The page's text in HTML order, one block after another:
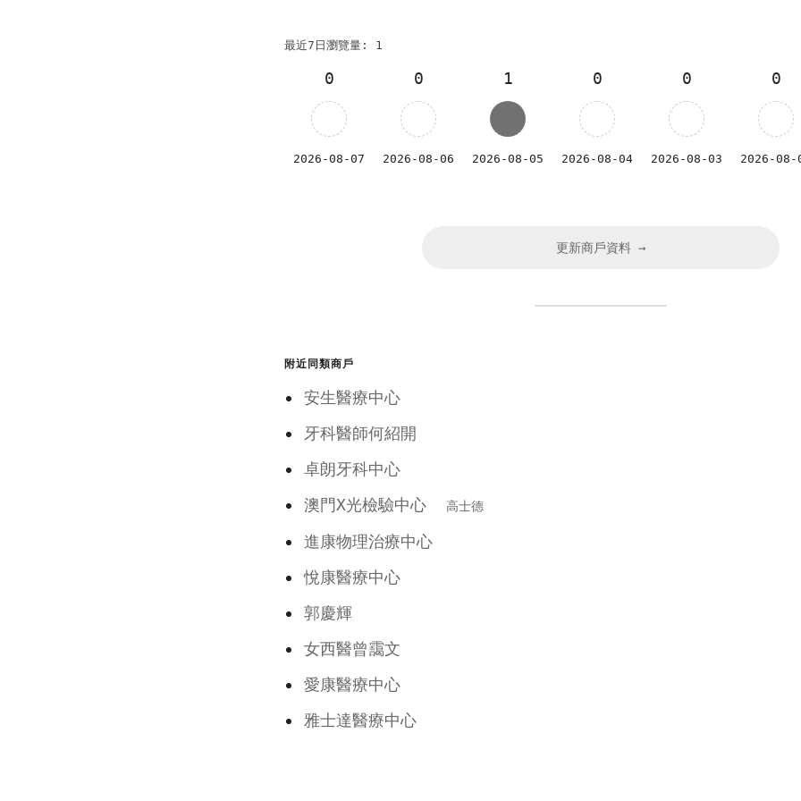
最近7日瀏覽量: 1
0
2026-08-07
0
2026-08-06
1
2026-08-05
0
2026-08-04
0
2026-08-03
0
2026-08-
更新商戶資料 →
附近同類商戶
安生醫療中心
牙科醫師何紹開
卓朗牙科中心
澳門X光檢驗中心
高士德
進康物理治療中心
悅康醫療中心
郭慶輝
女西醫曾靄文
愛康醫療中心
雅士達醫療中心